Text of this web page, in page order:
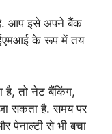
है. आप इसे अपने बैंक
के रूप में तय
तो नेट बैंकिंग,
सकता है. समय पर
पेनाल्टी से भी बचा